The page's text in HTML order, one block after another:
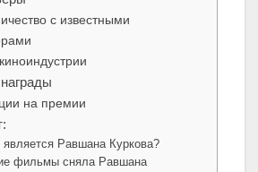
с известными
на премии
является Равшана Куркова?
фильмы сняла Равшана